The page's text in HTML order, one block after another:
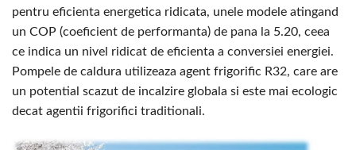
pentru eficienta energetica ridicata, unele modele atingand
un COP (coeficient de performanta) de pana la 5.20, ceea
ce indica un nivel ridicat de eficienta a conversiei energiei.
Pompele de caldura utilizeaza agent frigorific R32, care are
un potential scazut de incalzire globala si este mai ecologic
decat agentii frigorifici traditionali.